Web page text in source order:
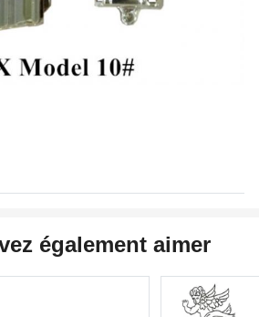
également aimer